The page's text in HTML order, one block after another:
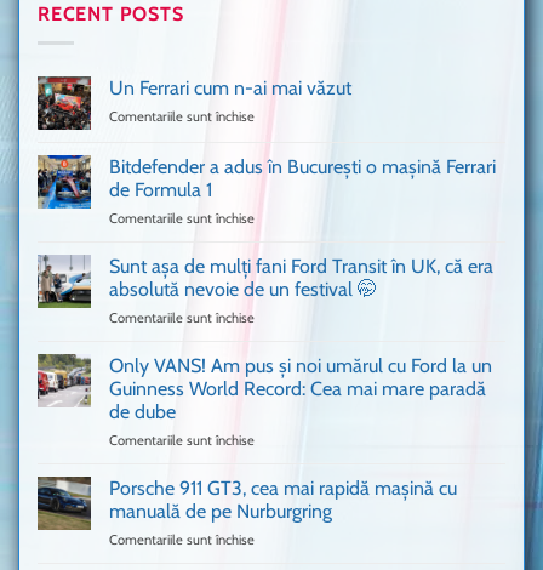
RECENT POSTS
Un Ferrari cum n-ai mai văzut
Comentariile sunt închise
Ferrari
cum
văzut
Bitdefender a adus în București o mașină Ferrari
de Formula 1
Comentariile sunt închise
a
în
mașină
Ferrari
Sunt așa de mulți fani Ford Transit în UK, că era
absolută nevoie de un festival 🤭
Comentariile sunt închise
așa
mulți
în
UK,
Only VANS! Am pus și noi umărul cu Ford la un
Guinness World Record: Cea mai mare paradă
de dube
Comentariile sunt închise
VANS!
Am
pus
Porsche 911 GT3, cea mai rapidă mașină cu
manuală de pe Nurburgring
Comentariile sunt închise